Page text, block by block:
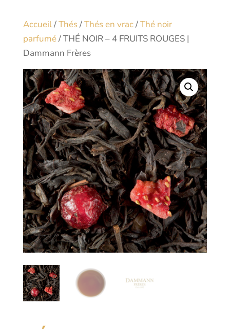
Accueil/Thés/Thés en vrac/Thé noir
parfumé/ THÉ NOIR – 4 FRUITS ROUGES |
Dammann Frères